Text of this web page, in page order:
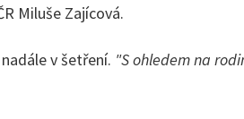
Miluše Zajícová.
v šetření. "S ohledem na